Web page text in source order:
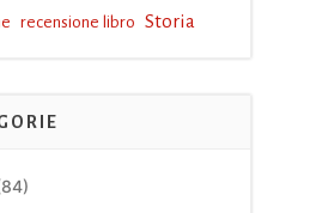
recensione libro Storia